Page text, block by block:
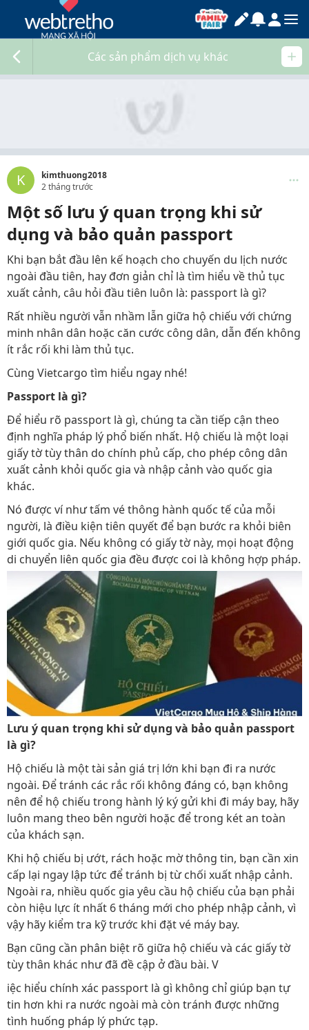
Các sản phẩm dịch vụ khác
K
kimthuong2018
2 tháng trước
Một số lưu ý quan trọng khi sử
dụng và bảo quản passport
Khi bạn bắt đầu lên kế hoạch cho chuyến du lịch nước
ngoài đầu tiên, hay đơn giản chỉ là tìm hiểu về thủ tục
xuất cảnh, câu hỏi đầu tiên luôn là: passport là gì?
Rất nhiều người vẫn nhầm lẫn giữa hộ chiếu với chứng
minh nhân dân hoặc căn cước công dân, dẫn đến không
ít rắc rối khi làm thủ tục.
Cùng Vietcargo tìm hiểu ngay nhé!
Passport là gì?
Để hiểu rõ passport là gì, chúng ta cần tiếp cận theo
định nghĩa pháp lý phổ biến nhất. Hộ chiếu là một loại
giấy tờ tùy thân do chính phủ cấp, cho phép công dân
xuất cảnh khỏi quốc gia và nhập cảnh vào quốc gia
khác.
Nó được ví như tấm vé thông hành quốc tế của mỗi
người, là điều kiện tiên quyết để bạn bước ra khỏi biên
giới quốc gia. Nếu không có giấy tờ này, mọi hoạt động
di chuyển liên quốc gia đều được coi là không hợp pháp.
Lưu ý quan trọng khi sử dụng và bảo quản passport
là gì?
Hộ chiếu là một tài sản giá trị lớn khi bạn đi ra nước
ngoài. Để tránh các rắc rối không đáng có, bạn không
nên để hộ chiếu trong hành lý ký gửi khi đi máy bay, hãy
luôn mang theo bên người hoặc để trong két an toàn
của khách sạn.
Khi hộ chiếu bị ướt, rách hoặc mờ thông tin, bạn cần xin
cấp lại ngay lập tức để tránh bị từ chối xuất nhập cảnh.
Ngoài ra, nhiều quốc gia yêu cầu hộ chiếu của bạn phải
còn hiệu lực ít nhất 6 tháng mới cho phép nhập cảnh, vì
vậy hãy kiểm tra kỹ trước khi đặt vé máy bay.
Bạn cũng cần phân biệt rõ giữa hộ chiếu và các giấy tờ
tùy thân khác như đã đề cập ở đầu bài. V
iệc hiểu chính xác passport là gì không chỉ giúp bạn tự
tin hơn khi ra nước ngoài mà còn tránh được những
tình huống pháp lý phức tạp.